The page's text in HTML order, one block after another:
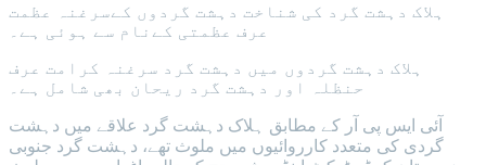
ہلاک دہشت گرد کی شناخت دہشت گردوں کےسرغنہ عظمت
عرف عظمتی کےنام سے ہوئی ہے۔
ہلاک دہشت گردوں میں دہشت گرد سرغنہ کرامت عرف
حنظلہ اور دہشت گرد ریحان بھی شامل ہے۔
آئی ایس پی آر کے مطابق ہلاک دہشت گرد علاقے میں دہشت
گردی کی متعدد کارروائیوں میں ملوث تھے، دہشت گرد جنوبی